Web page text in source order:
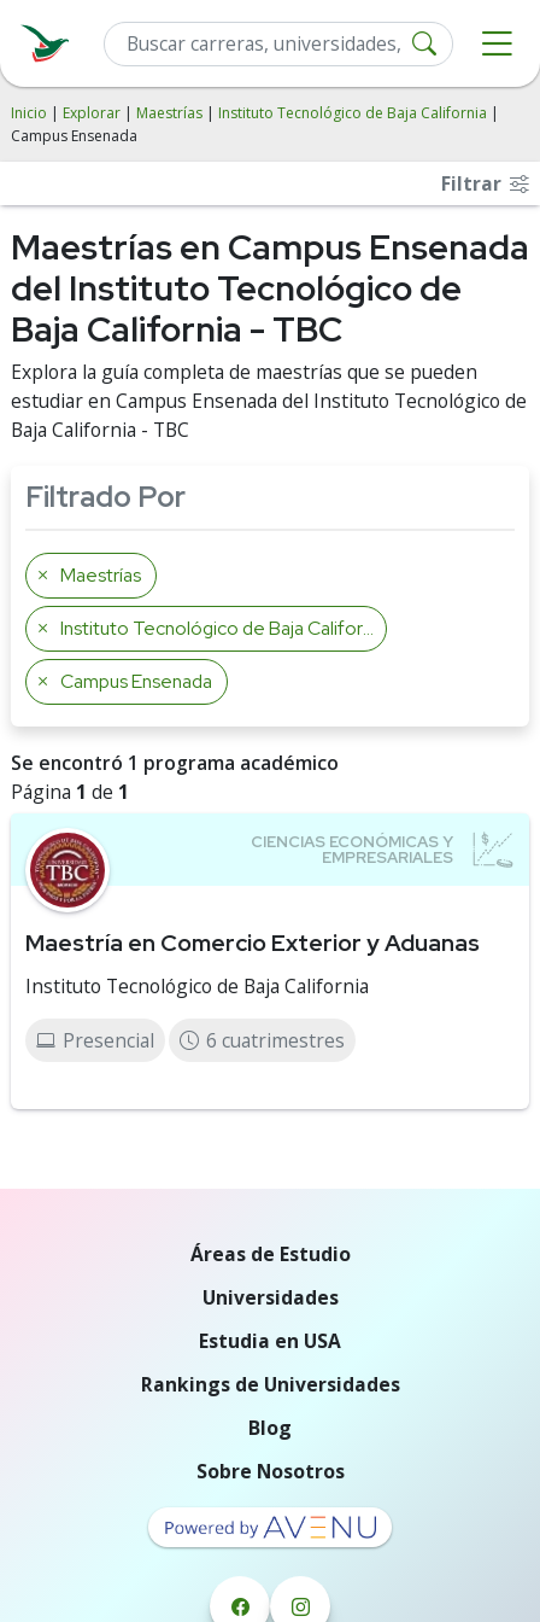
Inicio | Explorar | Maestrías | Instituto Tecnológico de Baja California |
Campus Ensenada
Filtrar
Maestrías en Campus Ensenada
del Instituto Tecnológico de
Baja California - TBC
Explora la guía completa de maestrías que se pueden
estudiar en Campus Ensenada del Instituto Tecnológico de
Baja California - TBC
Filtrado Por
Maestrías
Instituto Tecnológico de Baja California
Campus Ensenada
Se encontró 1 programa académico
Página 1 de 1
Maestría en Comercio Exterior y Aduanas
Instituto Tecnológico de Baja California
Presencial 6 cuatrimestres
Áreas de Estudio
Universidades
Estudia en USA
Rankings de Universidades
Blog
Sobre Nosotros